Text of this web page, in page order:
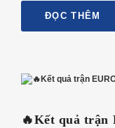
ĐỌC THÊM
🔥Kết quả trận